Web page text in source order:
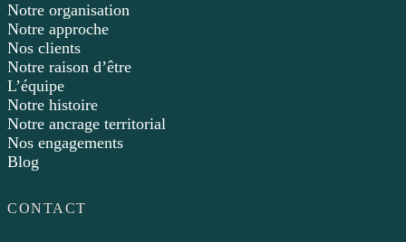
Notre organisation
Notre approche
Nos clients
Notre raison d’être
L’équipe
Notre histoire
Notre ancrage territorial
Nos engagements
Blog
CONTACT